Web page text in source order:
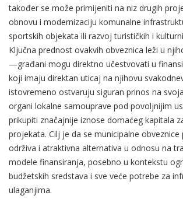
također se može primijeniti na niz drugih
obnovu i modernizaciju komunalne
sportskih objekata ili razvoj turističkih i
Ključna prednost ovakvih obveznica leži u
—građani mogu direktno učestvovati u
koji imaju direktan uticaj na njihovu
istovremeno ostvaruju siguran prinos na
organi lokalne samouprave pod povoljnijim
prikupiti značajnije iznose domaćeg kapitala
projekata. Cilj je da se municipalne
održiva i atraktivna alternativa u odnosu na
modele finansiranja, posebno u kontekstu
budžetskih sredstava i sve veće potrebe za
ulaganjima.